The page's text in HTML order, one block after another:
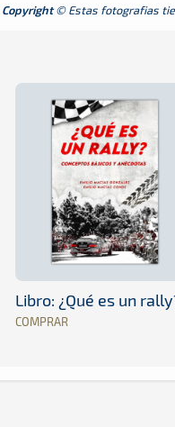
Copyright© Estas fotografias
Libro: ¿Qué es un
COMPRAR